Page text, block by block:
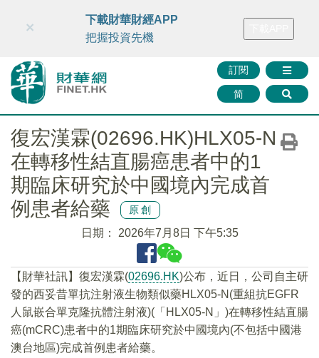
財華智庫網 FINTV FINMETA 財華證券 媒體矩陣
訂閱
简
×
下載財華財經APP
把握投資先機
復宏漢霖(02696.HK)HLX05-N
在轉移性結直腸癌患者中的1
期臨床研究於中國境內完成首
例患者給藥
原創
日期： 2026年7月8日 下午5:35
【財華社訊】復宏漢霖(02696.HK)公布，近日，公司自主研
發的西妥昔單抗注射液生物類似藥HLX05-N(重組抗EGFR
人鼠嵌合單克隆抗體注射液)(「HLX05-N」)在轉移性結直腸
癌(mCRC)患者中的1期臨床研究於中國境內(不包括中國港
澳台地區)完成首例患者給藥。